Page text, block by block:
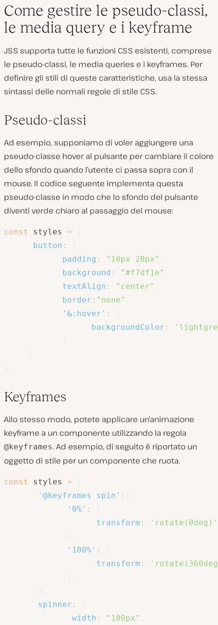
Come gestire le pseudo-classi,
le media query e i keyframe
JSS supporta tutte le funzioni CSS esistenti, comprese
le pseudo-classi, le media queries e i keyframes. Per
definire gli stili di queste caratteristiche, usa la stessa
sintassi delle normali regole di stile CSS.
Pseudo-classi
Ad esempio, supponiamo di voler aggiungere una
pseudo-classe hover al pulsante per cambiare il colore
dello sfondo quando l’utente ci passa sopra con il
mouse. Il codice seguente implementa questa
pseudo-classe in modo che lo sfondo del pulsante
diventi verde chiaro al passaggio del mouse:
const styles =
button :
padding : "10px 20px"
background : "#f7df1e"
textAlign : "center"
border : "none"
'&:hover' :
backgroundColor :
Keyframes
Allo stesso modo, potete applicare un’animazione
keyframe a un componente utilizzando la regola
@keyframes. Ad esempio, di seguito è riportato un
oggetto di stile per un componente che ruota.
const styles =
'@keyframes spin' :
'0%' :
transform :
'rotate(0deg)'
'100%' :
transform :
spinner :
width : "100px"